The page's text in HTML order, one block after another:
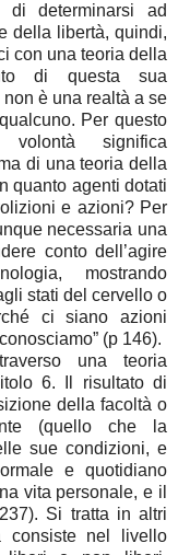
determinarsi ad
della libertà, quindi,
con una teoria della
di questa sua
è una realtà a se
Per questo
significa
di una teoria della
quanto agenti dotati
e azioni? Per
necessaria una
conto dell’agire
mostrando
stati del cervello o
ci siano azioni
(p 146).
una teoria
6. Il risultato di
della facoltà o
(quello che la
sue condizioni, e
e quotidiano
vita personale, e il
Si tratta in altri
consiste nel livello